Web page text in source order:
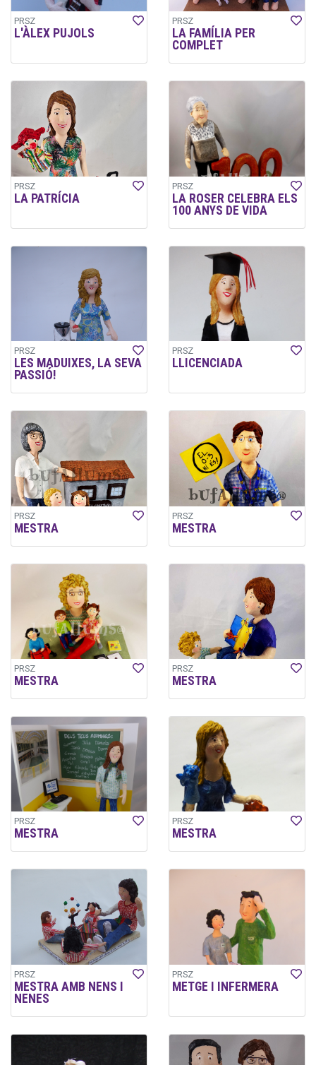
PRSZ
L'ÀLEX PUJOLS
PRSZ
LA FAMÍLIA PER
COMPLET
PRSZ
LA PATRÍCIA
PRSZ
LA ROSER CELEBRA ELS
100 ANYS DE VIDA
PRSZ
LES MADUIXES, LA SEVA
PASSIÓ!
PRSZ
LLICENCIADA
PRSZ
MESTRA
PRSZ
MESTRA
PRSZ
MESTRA
PRSZ
MESTRA
PRSZ
MESTRA
PRSZ
MESTRA
PRSZ
MESTRA AMB NENS I
NENES
PRSZ
METGE I INFERMERA